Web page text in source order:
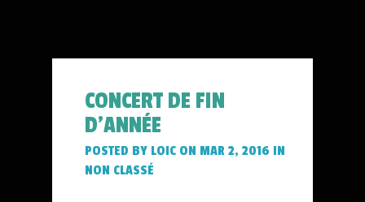
CONCERT DE FIN
D’ANNÉE
POSTED BY LOIC ON MAR 2, 2016 IN
NON CLASSÉ